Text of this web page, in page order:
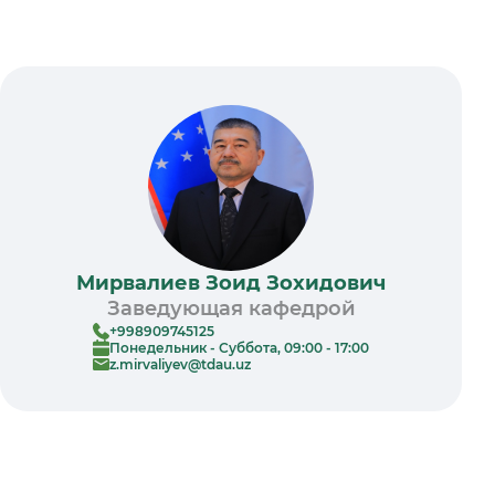
Мирвалиев Зоид Зохидович
Заведующая кафедрой
+998909745125
Понедельник - Суббота, 09:00 - 17:00
z.mirvaliyev@tdau.uz